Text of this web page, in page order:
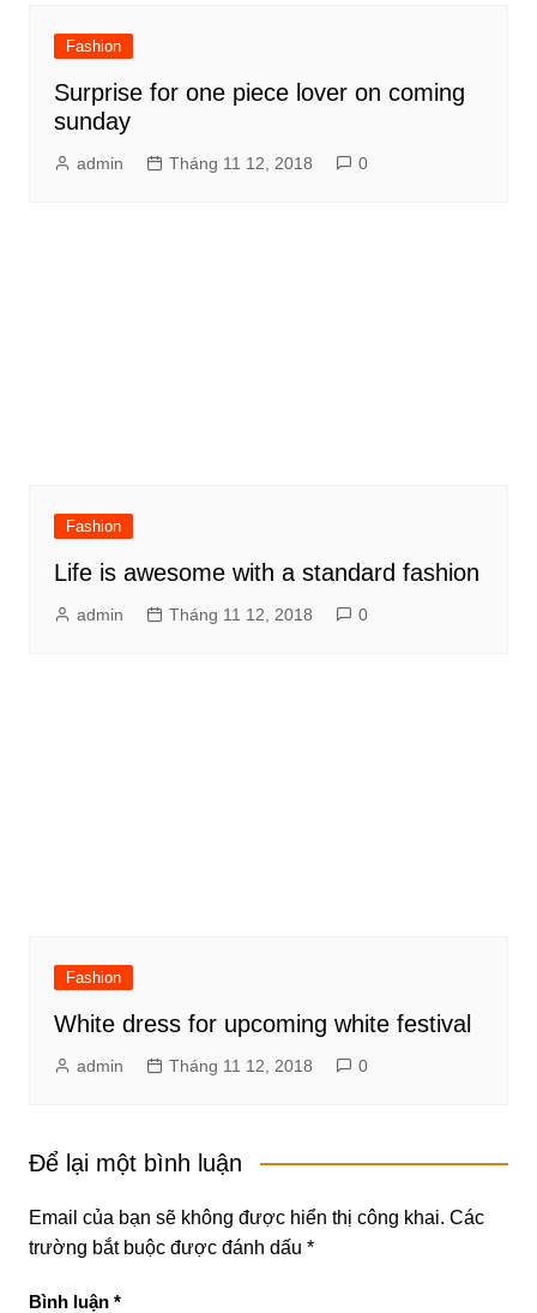
Fashion
Surprise for one piece lover on coming
sunday
admin Tháng 11 12, 2018 0
Fashion
Life is awesome with a standard fashion
admin Tháng 11 12, 2018 0
Fashion
White dress for upcoming white festival
admin Tháng 11 12, 2018 0
Để lại một bình luận
Email của bạn sẽ không được hiển thị công khai. Các
trường bắt buộc được đánh dấu *
Bình luận *